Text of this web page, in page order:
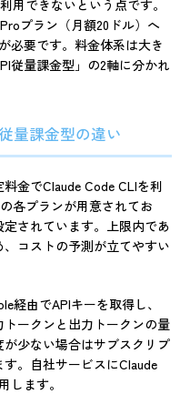
用できないという点です。
プラン（月額20ドル）へ
必要です。料金体系は大き
従量課金型」の2軸に分かれ
量課金型の違い
金でClaude Code CLIを利
各プランが用意されてお
されています。上限内であ
コストの予測が立てやすい
経由でAPIキーを取得し、
ークンと出力トークンの量
少ない場合はサブスクリプ
。自社サービスにClaude
します。